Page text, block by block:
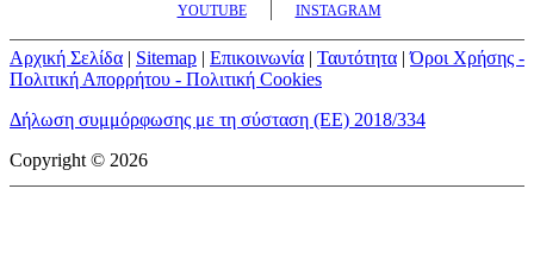
YOUTUBE INSTAGRAM
Αρχική Σελίδα | Sitemap | Επικοινωνία | Ταυτότητα |Όροι Χρήσης -
Πολιτική Απορρήτου - Πολιτική Cookies
Δήλωση συμμόρφωσης με τη σύσταση (ΕΕ) 2018/334
Copyright © 2026